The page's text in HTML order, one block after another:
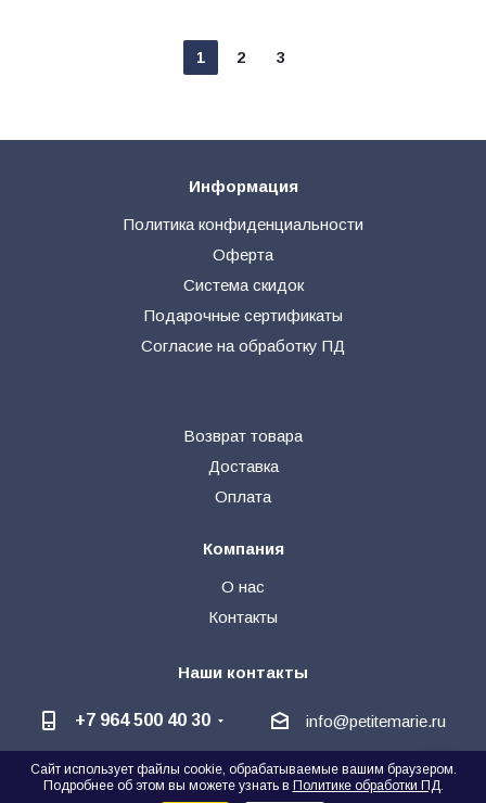
🗨
1 2 3
Информация
Политика конфиденциальности
Оферта
Система скидок
Подарочные сертификаты
Согласие на обработку ПД
Возврат товара
Доставка
Оплата
Компания
О нас
Контакты
Наши контакты
+7 964 500 40 30 info@petitemarie.ru
@petite_kids +7 964 500 40 30
Сайт использует файлы cookie, обрабатываемые вашим браузером.
Подробнее об этом вы можете узнать в Политике обработки ПД.